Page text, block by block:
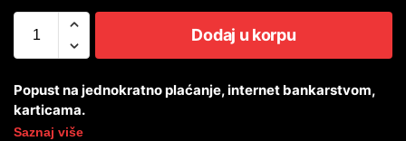
Dodaj u korpu
Popust na jednokratno plaćanje, internet bankarstvom,
karticama.
Saznaj više